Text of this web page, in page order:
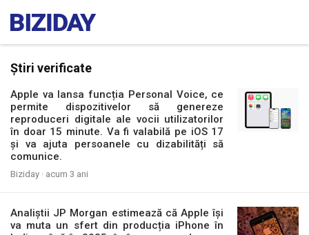
Știri verificate
Apple va lansa funcția Personal Voice, ce
permite dispozitivelor să genereze
reproduceri digitale ale vocii utilizatorilor
în doar 15 minute. Va fi valabilă pe iOS 17
și va ajuta persoanele cu dizabilități să
comunice.
Biziday · acum 3 ani
Analiștii JP Morgan estimează că Apple își
va muta un sfert din producția iPhone în